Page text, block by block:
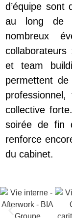
d’équipe sont
au long de
nombreux
et team
permettent
collective
soirée de fin
renforce
du cabinet.